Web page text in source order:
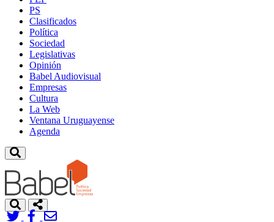
PS
Clasificados
Política
Sociedad
Legislativas
Opinión
Babel Audiovisual
Empresas
Cultura
La Web
Ventana Uruguayense
Agenda